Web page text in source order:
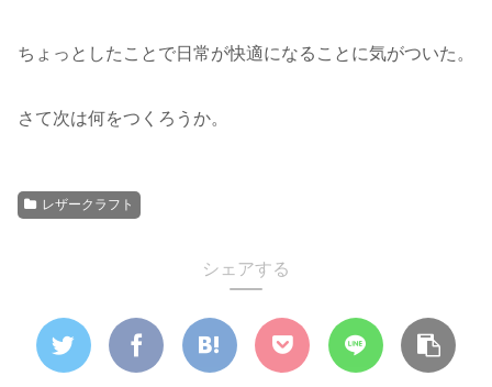
ちょっとしたことで日常が快適になることに気がついた。
さて次は何をつくろうか。
レザークラフト
シェアする